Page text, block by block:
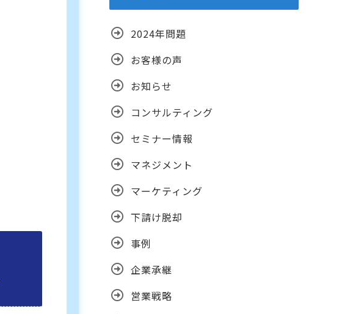
ブ
2024年問題
お客様の声
お知らせ
コンサルティング
セミナー情報
マネジメント
マーケティング
下請け脱却
事例
企業承継
営業戦略